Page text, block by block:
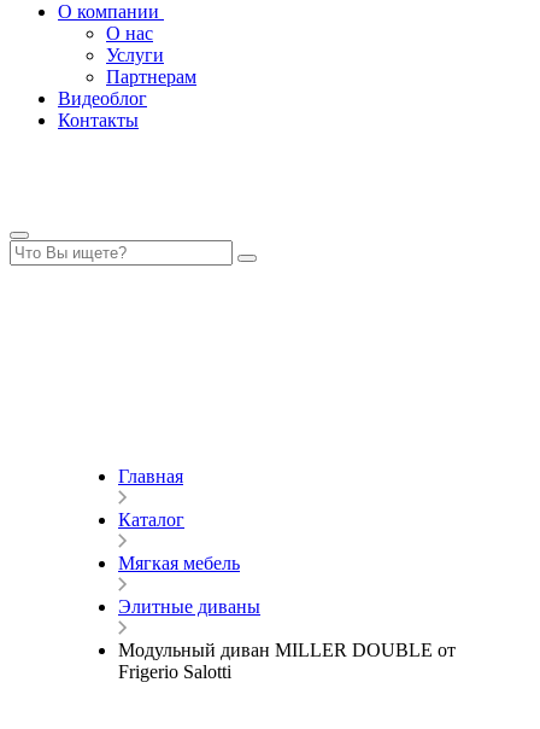
О компании
О нас
Услуги
Партнерам
Видеоблог
Контакты
Главная
Каталог
Мягкая мебель
Элитные диваны
Модульный диван MILLER DOUBLE от
Frigerio Salotti